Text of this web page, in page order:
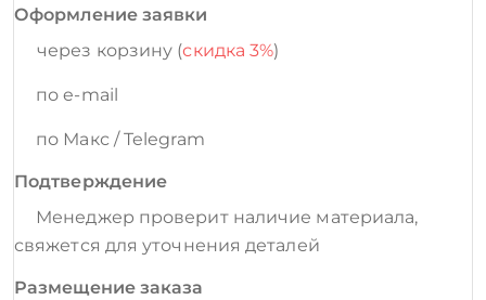
Оформление заявки
через корзину (скидка 3%)
по e-mail
по Макс / Telegram
Подтверждение
Менеджер проверит наличие материала,
свяжется для уточнения деталей
Размещение заказа